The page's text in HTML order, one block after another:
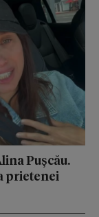
Pușcău.
prietenei